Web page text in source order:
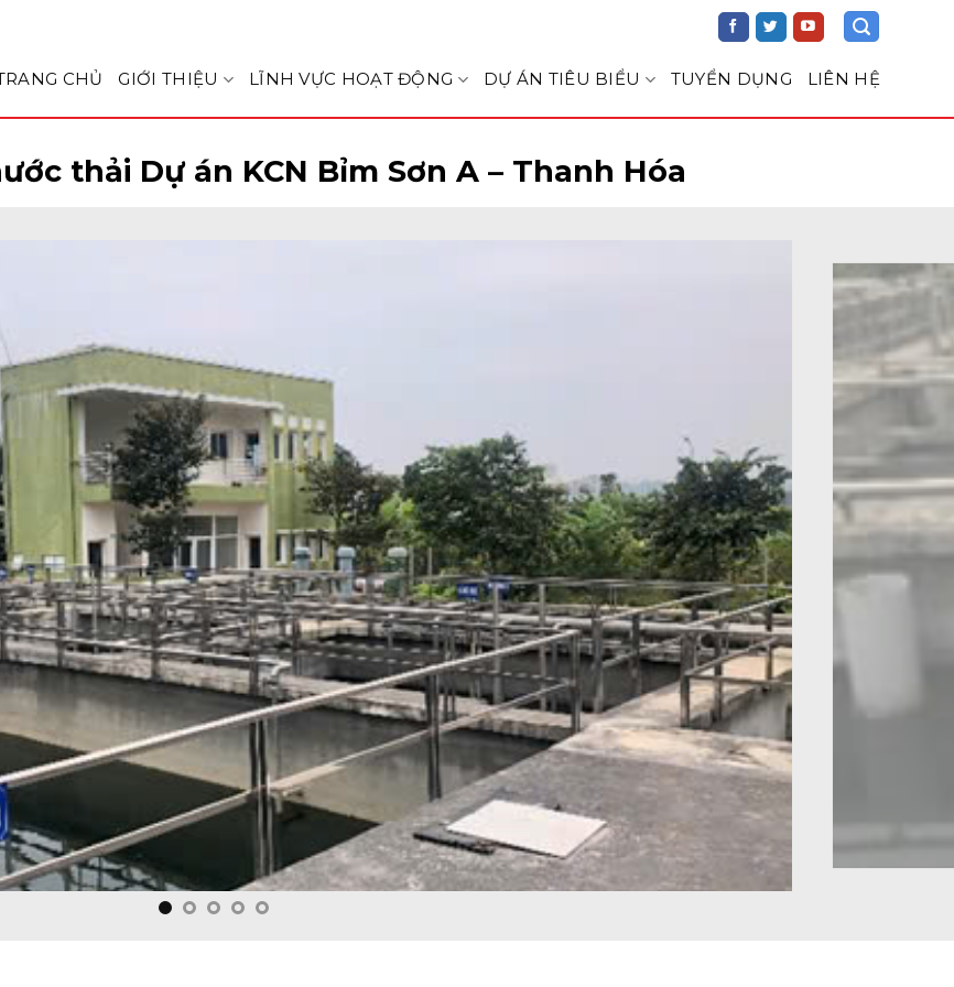
CHỦ GIỚI THIỆU LĨNH VỰC HOẠT ĐỘNG DỰ ÁN TIÊU BIỂU TUYỂN DỤNG LIÊN HỆ
thải Dự án KCN Bỉm Sơn A – Thanh Hóa